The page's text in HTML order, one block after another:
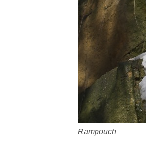
Rampouch